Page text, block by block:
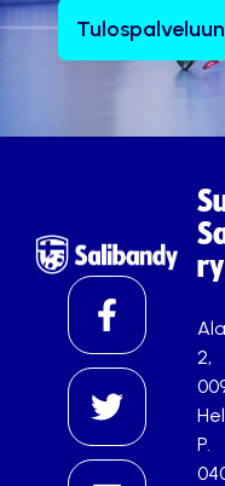
Tulospalveluun
ry
2,
P.